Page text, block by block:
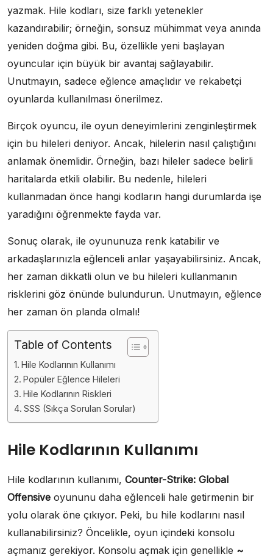
yazmak. Hile kodları, size farklı yetenekler
kazandırabilir; örneğin, sonsuz mühimmat veya anında
yeniden doğma gibi. Bu, özellikle yeni başlayan
oyuncular için büyük bir avantaj sağlayabilir.
Unutmayın, sadece eğlence amaçlıdır ve rekabetçi
oyunlarda kullanılması önerilmez.
Birçok oyuncu, ile oyun deneyimlerini zenginleştirmek
için bu hileleri deniyor. Ancak, hilelerin nasıl çalıştığını
anlamak önemlidir. Örneğin, bazı hileler sadece belirli
haritalarda etkili olabilir. Bu nedenle, hileleri
kullanmadan önce hangi kodların hangi durumlarda işe
yaradığını öğrenmekte fayda var.
Sonuç olarak, ile oyununuza renk katabilir ve
arkadaşlarınızla eğlenceli anlar yaşayabilirsiniz. Ancak,
her zaman dikkatli olun ve bu hileleri kullanmanın
risklerini göz önünde bulundurun. Unutmayın, eğlence
her zaman ön planda olmalı!
Table of Contents
Hile Kodlarının Kullanımı
Popüler Eğlence Hileleri
Hile Kodlarının Riskleri
SSS (Sıkça Sorulan Sorular)
Hile Kodlarının Kullanımı
Hile kodlarının kullanımı, Counter-Strike: Global
Offensive oyununu daha eğlenceli hale getirmenin bir
yolu olarak öne çıkıyor. Peki, bu hile kodlarını nasıl
kullanabilirsiniz? Öncelikle, oyun içindeki konsolu
açmanız gerekiyor. Konsolu açmak için genellikle ~